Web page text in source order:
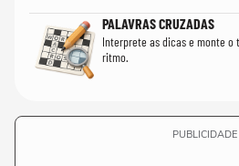
PALAVRAS CRUZADAS
Interprete as dicas e monte
ritmo.
PUBLICIDADE